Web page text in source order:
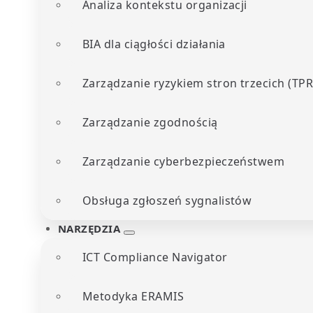
Analiza kontekstu organizacji
BIA dla ciągłości działania
Zarządzanie ryzykiem stron trzecich
Zarządzanie zgodnością
Zarządzanie cyberbezpieczeństwem
Obsługa zgłoszeń sygnalistów
NARZĘDZIA
ICT Compliance Navigator
Metodyka ERAMIS